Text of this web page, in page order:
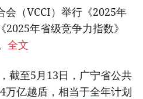
会（VCCI）举行《2025年
年省级竞争力指数》
全文
截至5月13日，广宁省公共
万亿越盾，相当于全年计划